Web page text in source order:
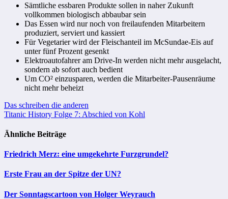
Sämtliche essbaren Produkte sollen in naher Zukunft
vollkommen biologisch abbaubar sein
Das Essen wird nur noch von freilaufenden Mitarbeitern
produziert, serviert und kassiert
Für Vegetarier wird der Fleischanteil im McSundae-Eis auf
unter fünf Prozent gesenkt
Elektroautofahrer am Drive-In werden nicht mehr ausgelacht,
sondern ab sofort auch bedient
Um CO² einzusparen, werden die Mitarbeiter-Pausenräume
nicht mehr beheizt
Beitragsnavigation
Das schreiben die anderen
Titanic History Folge 7: Abschied von Kohl
Ähnliche Beiträge
Friedrich Merz: eine umgekehrte Furzgrundel?
Erste Frau an der Spitze der UN?
Der Sonntagscartoon von Holger Weyrauch